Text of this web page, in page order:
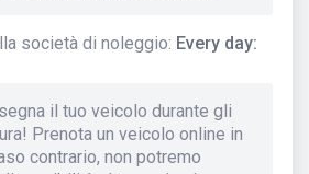
società di noleggio: Every day:
il tuo veicolo durante gli
Prenota un veicolo online in
contrario, non potremo